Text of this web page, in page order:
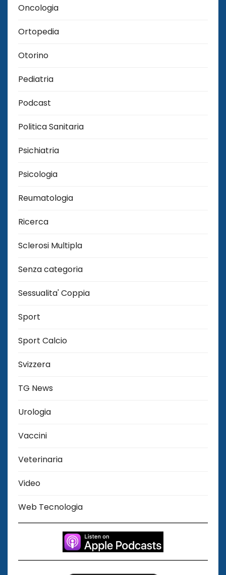
Oncologia
Ortopedia
Otorino
Pediatria
Podcast
Politica Sanitaria
Psichiatria
Psicologia
Reumatologia
Ricerca
Sclerosi Multipla
Senza categoria
Sessualita' Coppia
Sport
Sport Calcio
Svizzera
TG News
Urologia
Vaccini
Veterinaria
Video
Web Tecnologia